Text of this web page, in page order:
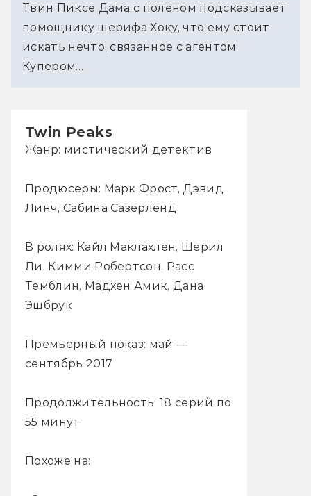
Твин Пиксе Дама с поленом подсказывает
помощнику шерифа Хоку, что ему стоит
искать нечто, связанное с агентом
Купером…
Twin Peaks
Жанр: мистический детектив
Продюсеры: Марк Фрост, Дэвид
Линч, Сабина Сазерленд
В ролях: Кайл Маклахлен, Шерил
Ли, Кимми Робертсон, Расс
Темблин, Мадхен Амик, Дана
Эшбрук
Премьерный показ: май —
сентябрь 2017
Продолжительность: 18 серий по
55 минут
Похоже на: